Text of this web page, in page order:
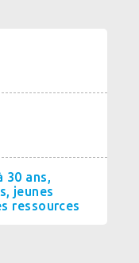
30 ans,
jeunes
ressources